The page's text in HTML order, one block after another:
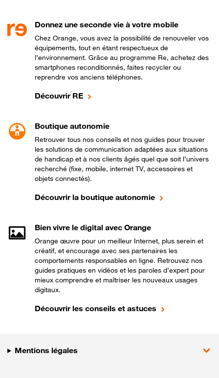
Donnez une seconde vie à votre mobile
Chez Orange, vous avez la possibilité de renouveler vos
équipements, tout en étant respectueux de
l’environnement. Grâce au programme Re, achetez des
smartphones reconditionnés, faites recycler ou
reprendre vos anciens téléphones.
Découvrir RE
Boutique autonomie
Retrouver tous nos conseils et nos guides pour trouver
les solutions de communication adaptées aux situations
de handicap et à nos clients âgés quel que soit l’univers
recherché (fixe, mobile, internet TV, accessoires et
objets connectés).
Découvrir la boutique autonomie
Bien vivre le digital avec Orange
Orange œuvre pour un meilleur Internet, plus serein et
créatif, et encourage avec ses partenaires les
comportements responsables en ligne. Retrouvez nos
guides pratiques en vidéos et les paroles d’expert pour
mieux comprendre et maîtriser les nouveaux usages
digitaux.
Découvrir les conseils et astuces
Mentions légales